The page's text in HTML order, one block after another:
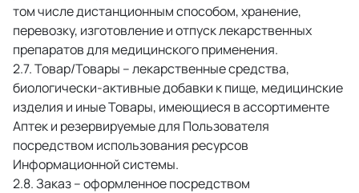
том числе дистанционным способом, хранение,
перевозку, изготовление и отпуск лекарственных
препаратов для медицинского применения.
Товар/Товары – лекарственные средства,
биологически-активные добавки к пище, медицинские
изделия и иные Товары, имеющиеся в ассортименте
Аптек и резервируемые для Пользователя
посредством использования ресурсов
Информационной системы.
Заказ – оформленное посредством